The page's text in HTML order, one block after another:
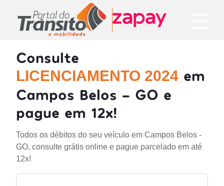
Consulte
LICENCIAMENTO 2024 em
Campos Belos - GO e
pague em 12x!
Todos os débitos do seu veículo em Campos Belos -
GO, consulte grátis online e pague parcelado em até
12x!